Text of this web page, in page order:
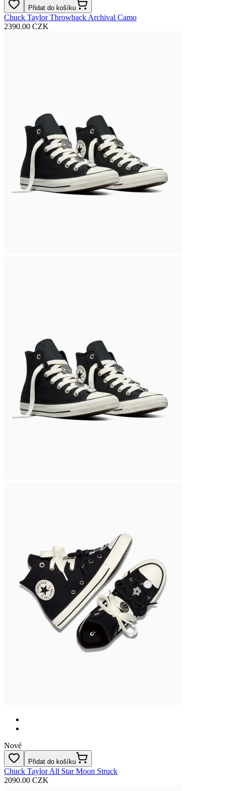
Přidat do košíku
Chuck Taylor Throwback Archival Camo
2390.00 CZK
Nové
Přidat do košíku
Chuck Taylor All Star Moon Struck
2090.00 CZK